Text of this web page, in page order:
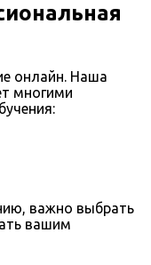
онлайн. Наша
многими
важно выбрать
вашим